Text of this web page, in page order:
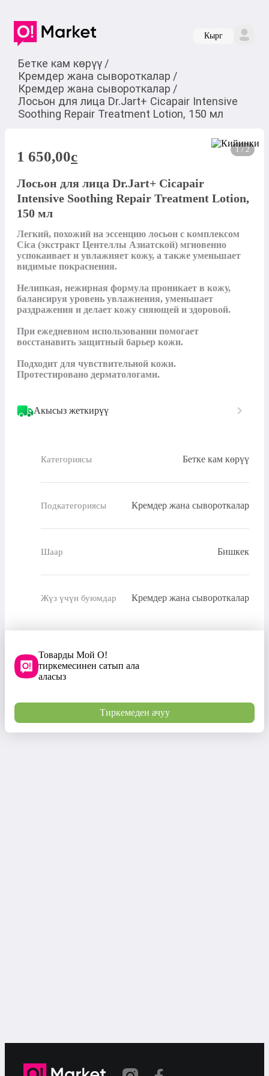
Кырг
Бетке кам көрүү /
Кремдер жана сывороткалар /
Кремдер жана сывороткалар /
Лосьон для лица Dr.Jart+ Cicapair Intensive
Soothing Repair Treatment Lotion, 150 мл
1 / 2
1 650,00c
Лосьон для лица Dr.Jart+ Cicapair
Intensive Soothing Repair Treatment Lotion,
150 мл
Легкий, похожий на эссенцию лосьон с комплексом
Cica (экстракт Центеллы Азиатской) мгновенно
успокаивает и увлажняет кожу, а также уменьшает
видимые покраснения.
Нелипкая, нежирная формула проникает в кожу,
балансируя уровень увлажнения, уменьшает
раздражения и делает кожу сияющей и здоровой.
При ежедневном использовании помогает
восстанавить защитный барьер кожи.
Подходит для чувствительной кожи.
Протестировано дерматологами.
Акысыз жеткирүү
Категориясы Бетке кам көрүү
Подкатегориясы Кремдер жана сывороткалар
Шаар Бишкек
Жүз үчүн буюмдар Кремдер жана сывороткалар
Товарды Мой О!
тиркемесинен сатып ала
аласыз
Тиркемеден ачуу